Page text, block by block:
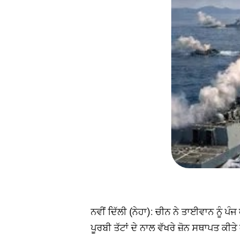
ਨਵੀਂ ਦਿੱਲੀ (ਨੇਹਾ): ਚੀਨ ਨੇ ਤਾਈਵਾਨ ਨੂੰ
ਪੂਰਬੀ ਤੱਟਾਂ ਦੇ ਨਾਲ ਵੱਖਰੇ ਜ਼ੋਨ ਸਥਾਪਤ